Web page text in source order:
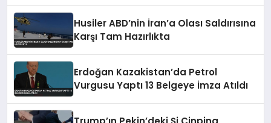
Husiler ABD’nin İran’a Olası Saldırısına
Karşı Tam Hazırlıkta
Erdoğan Kazakistan’da Petrol
Vurgusu Yaptı 13 Belgeye İmza Atıldı